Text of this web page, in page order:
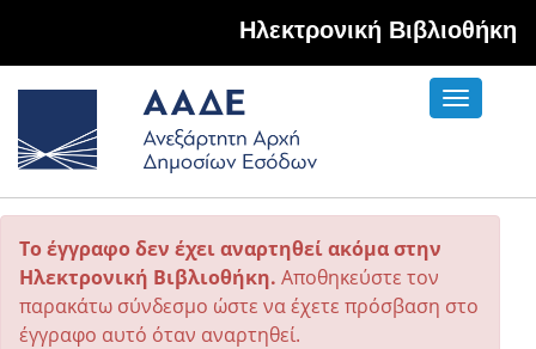
Hλεκτρονική Βιβλιοθήκη
Toggle
Το έγγραφο δεν έχει αναρτηθεί ακόμα στην
Ηλεκτρονική Βιβλιοθήκη. Αποθηκεύστε τον
παρακάτω σύνδεσμο ώστε να έχετε πρόσβαση στο
έγγραφο αυτό όταν αναρτηθεί.